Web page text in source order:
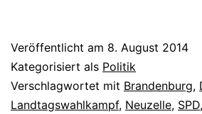
Veröffentlicht am 8. August 2014
Kategorisiert als Politik
Verschlagwortet mit Brandenburg,
Landtagswahlkampf, Neuzelle, SPD,